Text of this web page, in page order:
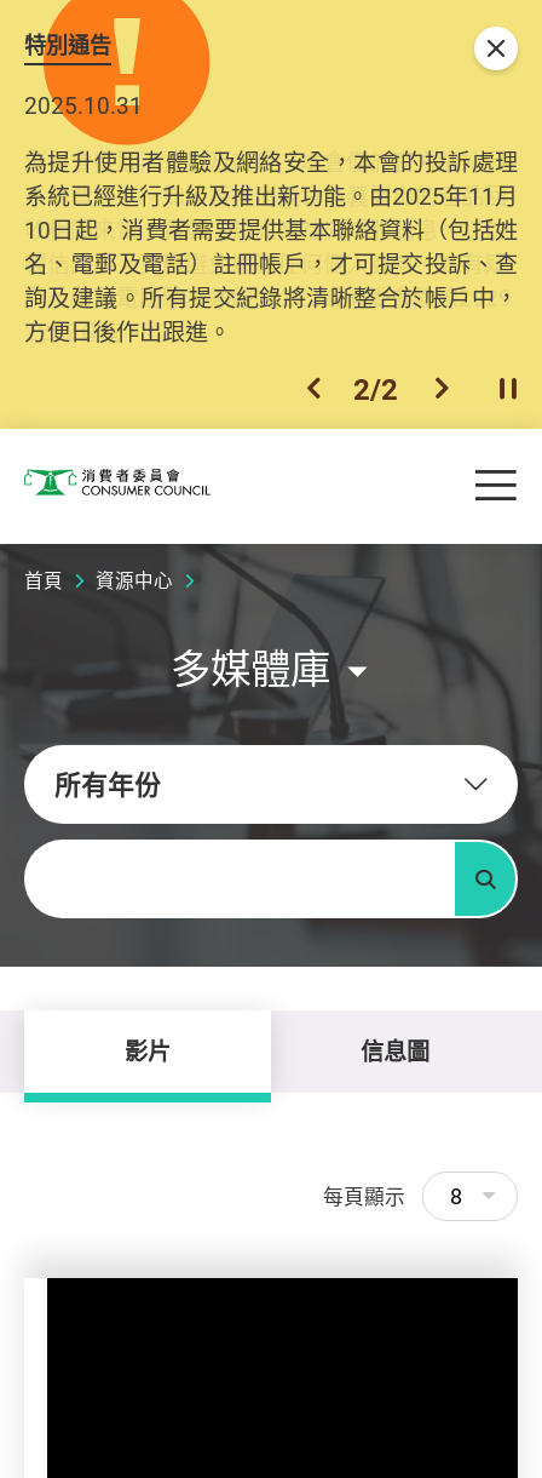
特別通告
2025.10.31
為提升使用者體驗及網絡安全，本會的投訴處理
系統已經進行升級及推出新功能。由2025年11月
10日起，消費者需要提供基本聯絡資料（包括姓
名、電郵及電話）註冊帳戶，才可提交投訴、查
詢及建議。所有提交紀錄將清晰整合於帳戶中，
方便日後作出跟進。
上一個
2/2 下一個開
關閉
消費者委員會 目
首頁 資源中心
多媒體庫
所有年份
關鍵字
搜尋
影片 信息圖
每頁顯示 8